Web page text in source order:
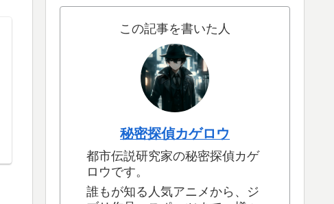
この記事を書いた人
秘密探偵カゲロウ
都市伝説研究家の秘密探偵カゲ
ロウです。
誰もが知る人気アニメから、ジ